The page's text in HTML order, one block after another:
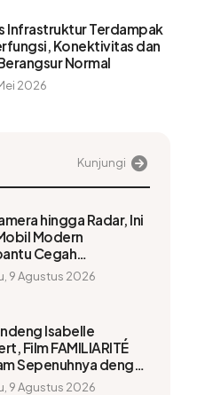
Infrastruktur Terdampak
Konektivitas dan
Normal
2026
Kunjungi
hingga Radar, Ini
Modern
Cegah
9 Agustus 2026
Isabelle
Film FAMILIARITÉ
Sepenuhnya dengan
Pocket 4P
9 Agustus 2026